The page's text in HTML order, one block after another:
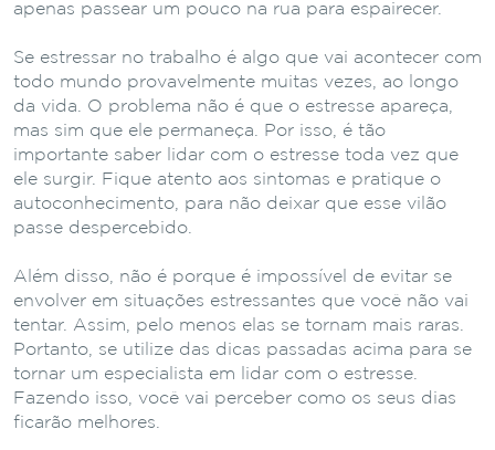
apenas passear um pouco na rua para espairecer.
Se estressar no trabalho é algo que vai acontecer com
todo mundo provavelmente muitas vezes, ao longo
da vida. O problema não é que o estresse apareça,
mas sim que ele permaneça. Por isso, é tão
importante saber lidar com o estresse toda vez que
ele surgir. Fique atento aos sintomas e pratique o
autoconhecimento, para não deixar que esse vilão
passe despercebido.
Além disso, não é porque é impossível de evitar se
envolver em situações estressantes que você não vai
tentar. Assim, pelo menos elas se tornam mais raras.
Portanto, se utilize das dicas passadas acima para se
tornar um especialista em lidar com o estresse.
Fazendo isso, você vai perceber como os seus dias
ficarão melhores.